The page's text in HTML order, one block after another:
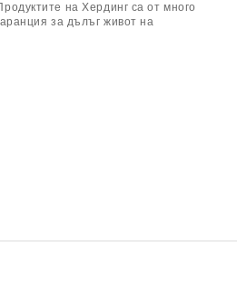
на Хердинг са от много
за дълъг живот на